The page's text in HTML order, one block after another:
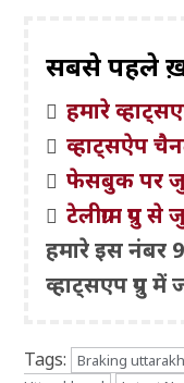
सबसे पहले
हमारे
व्हाट्सऐप
फेसबुक पर
टेलीग्राम
हमारे इस नंबर
व्हाट्सएप ग्रुप में
Tags: Braking